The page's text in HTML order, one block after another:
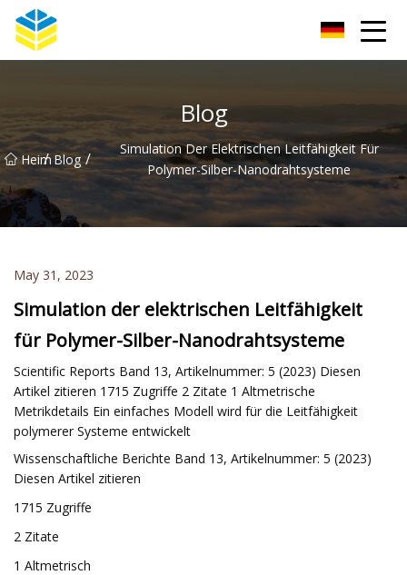
Blog
Heim
/ Blog /
Simulation Der Elektrischen Leitfähigkeit Für
Polymer-Silber-Nanodrahtsysteme
May 31, 2023
Simulation der elektrischen Leitfähigkeit
für Polymer-Silber-Nanodrahtsysteme
Scientific Reports Band 13, Artikelnummer: 5 (2023) Diesen
Artikel zitieren 1715 Zugriffe 2 Zitate 1 Altmetrische
Metrikdetails Ein einfaches Modell wird für die Leitfähigkeit
polymerer Systeme entwickelt
Wissenschaftliche Berichte Band 13, Artikelnummer: 5 (2023)
Diesen Artikel zitieren
1715 Zugriffe
2 Zitate
1 Altmetrisch